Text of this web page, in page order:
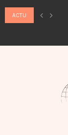
ACTU
MASSAGE, ANXIÉTÉ